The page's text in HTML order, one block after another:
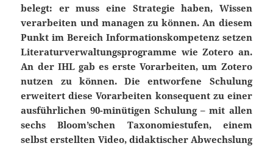
belegt: er muss eine Strategie haben, Wissen
verarbeiten und managen zu können. An diesem
Punkt im Bereich Informationskompetenz setzen
Literaturverwaltungsprogramme wie Zotero an.
An der IHL gab es erste Vorarbeiten, um Zotero
nutzen zu können. Die entworfene Schulung
erweitert diese Vorarbeiten konsequent zu einer
ausführlichen 90-minütigen Schulung – mit allen
sechs Bloom’schen Taxonomiestufen, einem
selbst erstellten Video, didaktischer Abwechslung